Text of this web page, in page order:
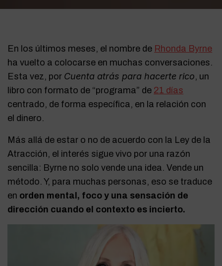
En los últimos meses, el nombre de Rhonda Byrne
ha vuelto a colocarse en muchas conversaciones.
Esta vez, por Cuenta atrás para hacerte rico, un
libro con formato de “programa” de 21 días
centrado, de forma específica, en la relación con
el dinero.
Más allá de estar o no de acuerdo con la Ley de la
Atracción, el interés sigue vivo por una razón
sencilla: Byrne no solo vende una idea. Vende un
método. Y, para muchas personas, eso se traduce
en orden mental, foco y una sensación de
dirección cuando el contexto es incierto.